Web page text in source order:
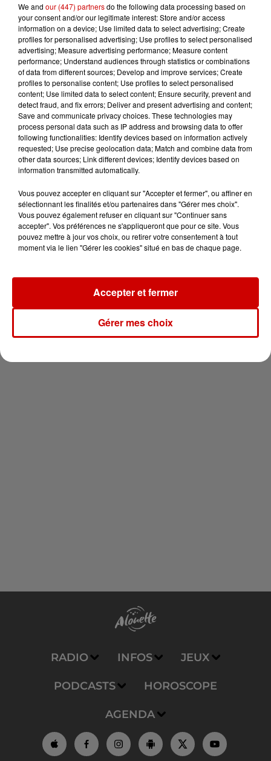
Le Duel - Gagnez vos entrées
pour l'un des zoos de nos
régions !
Destination Vacances - Gagnez
votre séjour en famille au cœur
de la...
Destination Vacances : inscrivez-
vous !
Newsletter
RADIO INFOS JEUX
PODCASTS HOROSCOPE
AGENDA
We and our (447) partnersdo the following data processing based on
your consent and/or our legitimate interest: Store and/or access
information on a device; Use limited data to select advertising; Create
profiles for personalised advertising; Use profiles to select personalised
advertising; Measure advertising performance; Measure content
performance; Understand audiences through statistics or combinations
of data from different sources; Develop and improve services; Create
profiles to personalise content; Use profiles to select personalised
content; Use limited data to select content; Ensure security, prevent and
detect fraud, and fix errors; Deliver and present advertising and content;
Save and communicate privacy choices. These technologies may
process personal data such as IP address and browsing data to offer
following functionalities: Identify devices based on information actively
requested; Use precise geolocation data; Match and combine data from
other data sources; Link different devices; Identify devices based on
information transmitted automatically.
Vous pouvez accepter en cliquant sur "Accepter et fermer", ou affiner en
sélectionnant les finalités et/ou partenaires dans "Gérer mes choix".
Vous pouvez également refuser en cliquant sur "Continuer sans
accepter". Vos préférences ne s'appliqueront que pour ce site. Vous
pouvez mettre à jour vos choix, ou retirer votre consentement à tout
moment via le lien "Gérer les cookies" situé en bas de chaque page.
Gérer mes choix
Accepter et fermer